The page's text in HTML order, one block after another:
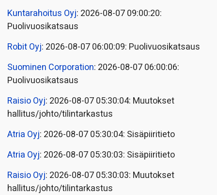
Kuntarahoitus Oyj: 2026-08-07 09:00:20:
Puolivuosikatsaus
Robit Oyj: 2026-08-07 06:00:09: Puolivuosikatsaus
Suominen Corporation: 2026-08-07 06:00:06:
Puolivuosikatsaus
Raisio Oyj: 2026-08-07 05:30:04: Muutokset
hallitus/johto/tilintarkastus
Atria Oyj: 2026-08-07 05:30:04: Sisäpiiritieto
Atria Oyj: 2026-08-07 05:30:03: Sisäpiiritieto
Raisio Oyj: 2026-08-07 05:30:03: Muutokset
hallitus/johto/tilintarkastus